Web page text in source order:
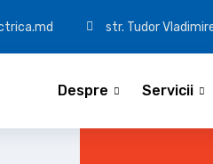
str. Tudor
Despre Servicii